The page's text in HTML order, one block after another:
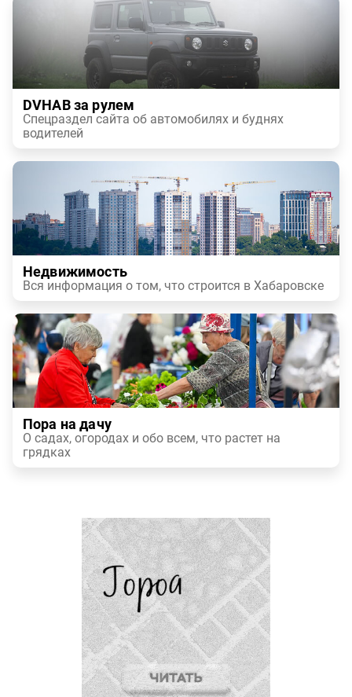
DVHAB за рулем
Спецраздел сайта об автомобилях и буднях
водителей
Недвижимость
Вся информация о том, что строится в Хабаровске
Пора на дачу
О садах, огородах и обо всем, что растет на
грядках